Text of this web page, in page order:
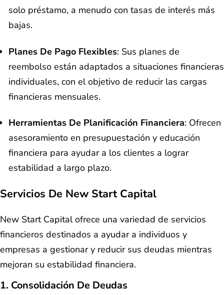
solo préstamo, a menudo con tasas de interés más
bajas.
Planes De Pago Flexibles: Sus planes de
reembolso están adaptados a situaciones financieras
individuales, con el objetivo de reducir las cargas
financieras mensuales.
Herramientas De Planificación Financiera: Ofrecen
asesoramiento en presupuestación y educación
financiera para ayudar a los clientes a lograr
estabilidad a largo plazo.
Servicios De New Start Capital
New Start Capital ofrece una variedad de servicios
financieros destinados a ayudar a individuos y
empresas a gestionar y reducir sus deudas mientras
mejoran su estabilidad financiera.
1. Consolidación De Deudas